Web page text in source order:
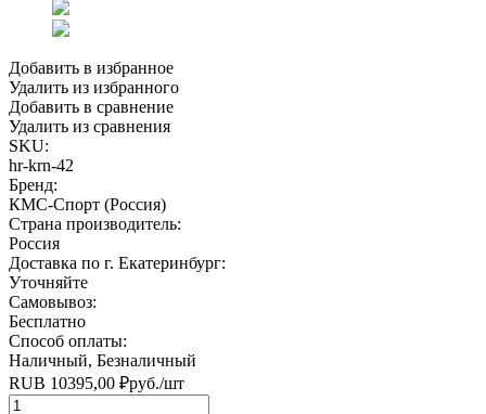
Добавить в избранное
Удалить из избранного
Добавить в сравнение
Удалить из сравнения
SKU:
hr-krn-42
Бренд:
КМС-Спорт (Россия)
Страна производитель:
Россия
Доставка по г. Екатеринбург:
Уточняйте
Самовывоз:
Бесплатно
Способ оплаты:
Наличный, Безналичный
RUB 10395,00 ₽руб./шт
Quantity